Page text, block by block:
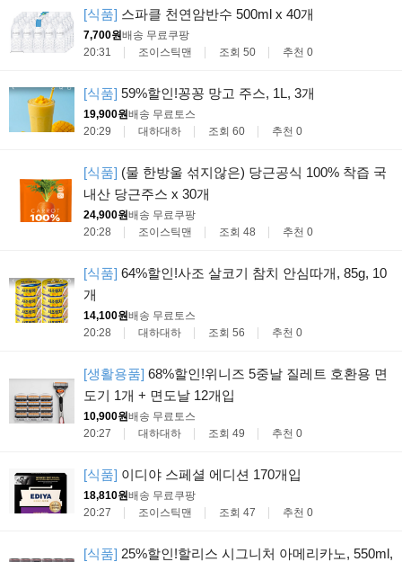
[식품] 스파클 천연암반수 500ml x 40개
7,700원배송 무료 쿠팡
20:31
조이스틱맨 조회 50 추천 0
[식품] 59%할인!꽁꽁 망고 주스, 1L, 3개
19,900원배송 무료 토스
20:29
대하대하 조회 60 추천 0
[식품] (물 한방울 섞지않은) 당근공식 100% 착즙 국
내산 당근주스 x 30개
24,900원배송 무료 쿠팡
20:28
조이스틱맨 조회 48 추천 0
[식품] 64%할인!사조 살코기 참치 안심따개, 85g, 10
개
14,100원배송 무료 토스
20:28
대하대하 조회 56 추천 0
[생활용품] 68%할인!위니즈 5중날 질레트 호환용 면
도기 1개 + 면도날 12개입
10,900원배송 무료 토스
20:27
대하대하 조회 49 추천 0
[식품] 이디야 스페셜 에디션 170개입
18,810원배송 무료 쿠팡
20:27
조이스틱맨 조회 47 추천 0
[식품] 25%할인!할리스 시그니처 아메리카노, 550ml,